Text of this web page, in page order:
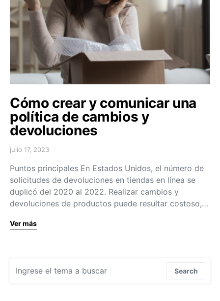
Cómo crear y comunicar una
política de cambios y
devoluciones
julio 17, 2023
Puntos principales En Estados Unidos, el número de
solicitudes de devoluciones en tiendas en línea se
duplicó del 2020 al 2022. Realizar cambios y
devoluciones de productos puede resultar costoso,…
Ver más
Search